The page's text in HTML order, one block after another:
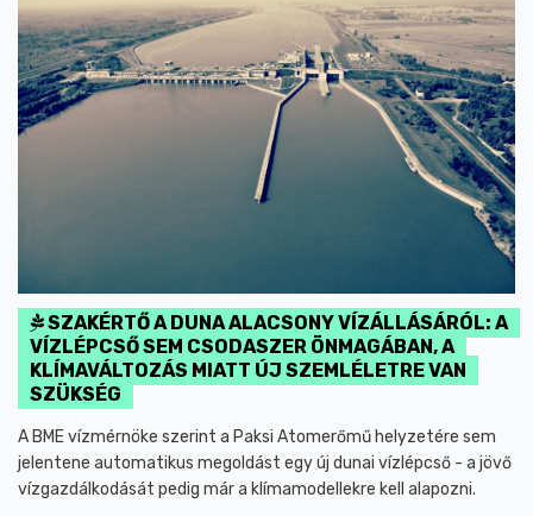
SZAKÉRTŐ A DUNA ALACSONY VÍZÁLLÁSÁRÓL: A
VÍZLÉPCSŐ SEM CSODASZER ÖNMAGÁBAN, A
KLÍMAVÁLTOZÁS MIATT ÚJ SZEMLÉLETRE VAN
SZÜKSÉG
A BME vízmérnöke szerint a Paksi Atomerőmű helyzetére sem
jelentene automatikus megoldást egy új dunai vízlépcső - a jövő
vízgazdálkodását pedig már a klímamodellekre kell alapozni.